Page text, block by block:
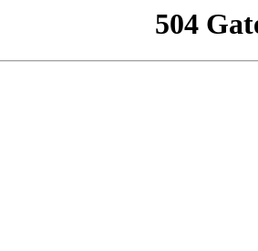
504